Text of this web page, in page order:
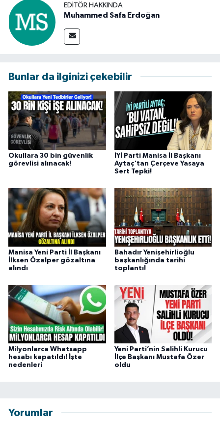
EDITÖR HAKKINDA
Muhammed Safa Erdoğan
Bunlar da ilginizi çekebilir
Okullara 30 bin güvenlik
görevlisi alınacak!
İYİ Parti Manisa İl Başkanı
Aytaç'tan Çerçeve Yasaya
Sert Tepki!
Manisa Yeni Parti İl Başkanı
İlksen Özalper gözaltına
alındı
Bahadır Yenişehirlioğlu
başkanlığında tarihi
toplantı!
Milyonlarca Whatsapp
hesabı kapatıldı! İşte
nedenleri
Yeni Parti’nin Salihli Kurucu
İlçe Başkanı Mustafa Özer
oldu
Yorumlar